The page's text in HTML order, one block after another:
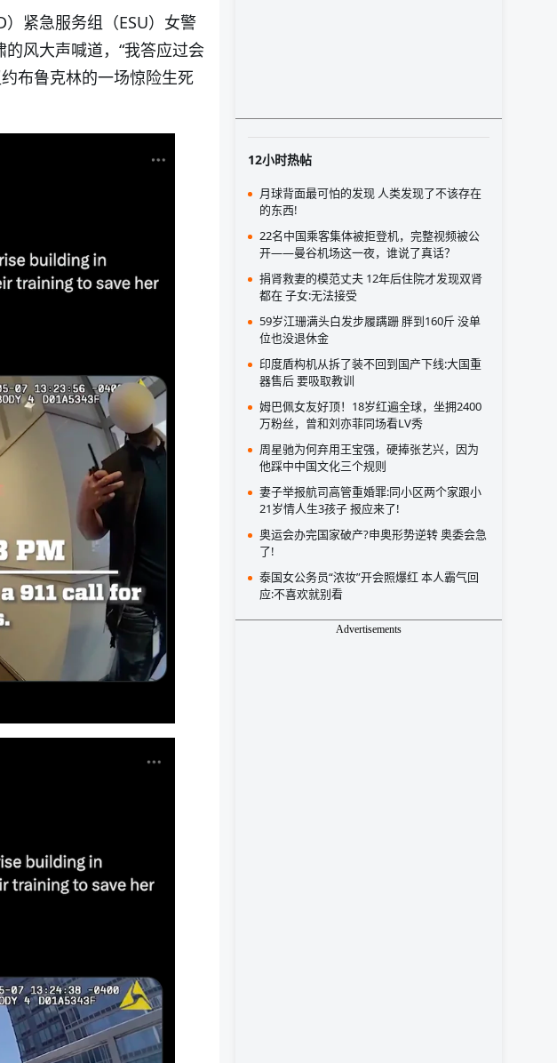
紧急服务组（ESU）女警
风大声喊道，“我答应过会
布鲁克林的一场惊险生死
12小时热帖
月球背面最可怕的发现 人类发现了不该存在
的东西!
22名中国乘客集体被拒登机，完整视频被公
开——曼谷机场这一夜，谁说了真话？
捐肾救妻的模范丈夫 12年后住院才发现双肾
都在 子女:无法接受
59岁江珊满头白发步履蹒跚 胖到160斤 没单
位也没退休金
印度盾构机从拆了装不回到国产下线:大国重
器售后 要吸取教训
姆巴佩女友好顶！18岁红遍全球，坐拥2400
万粉丝，曾和刘亦菲同场看LV秀
周星驰为何弃用王宝强，硬捧张艺兴，因为
他踩中中国文化三个规则
妻子举报航司高管重婚罪:同小区两个家跟小
21岁情人生3孩子 报应来了!
奥运会办完国家破产?申奥形势逆转 奥委会急
了!
泰国女公务员“浓妆”开会照爆红 本人霸气回
应:不喜欢就别看
Advertisements